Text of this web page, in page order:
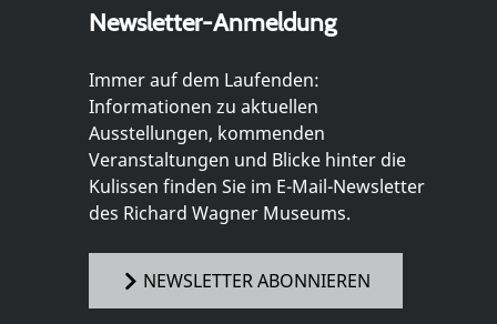
Newsletter-Anmeldung
Immer auf dem Laufenden:
Informationen zu aktuellen
Ausstellungen, kommenden
Veranstaltungen und Blicke hinter die
Kulissen finden Sie im E-Mail-Newsletter
des Richard Wagner Museums.
NEWSLETTER ABONNIEREN